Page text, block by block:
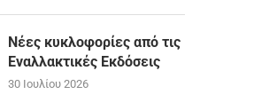
Νέες κυκλοφορίες από τις
Εναλλακτικές Εκδόσεις
30 Ιουλίου 2026